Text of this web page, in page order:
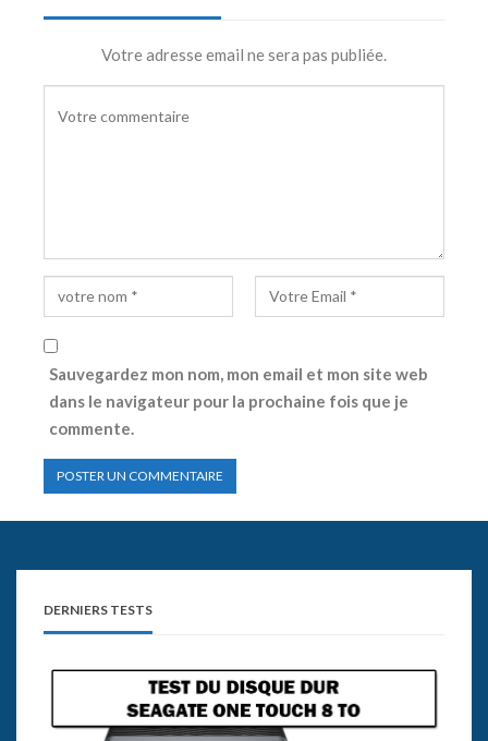
Votre adresse email ne sera pas publiée.
Sauvegardez mon nom, mon email et mon site web
dans le navigateur pour la prochaine fois que je
commente.
DERNIERS TESTS